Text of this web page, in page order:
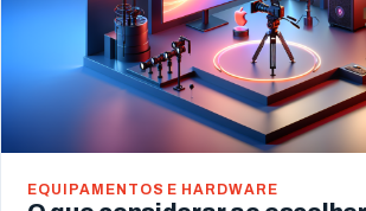
EQUIPAMENTOS E HARDWARE